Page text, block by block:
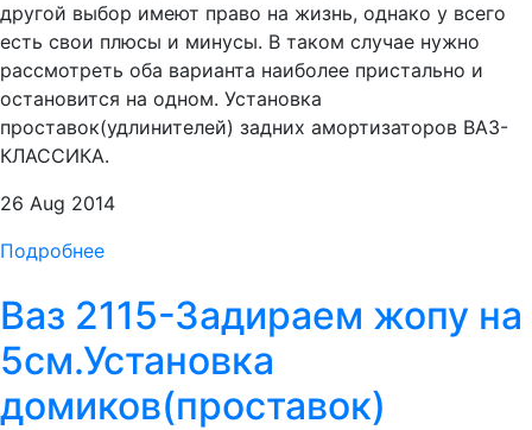
другой выбор имеют право на жизнь, однако у всего
есть свои плюсы и минусы. В таком случае нужно
рассмотреть оба варианта наиболее пристально и
остановится на одном. Установка
проставок(удлинителей) задних амортизаторов ВАЗ-
КЛАССИКА.
26 Aug 2014
Подробнее
Ваз 2115-Задираем жопу на
5см.Установка
домиков(проставок)